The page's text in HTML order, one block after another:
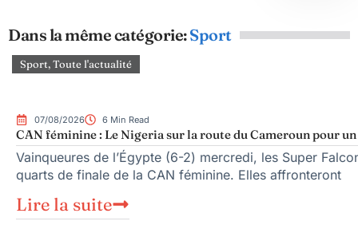
Dans la même catégorie:Sport
Sport,Toute l'actualité
07/08/2026 6 Min Read
CAN féminine : Le Nigeria sur la route du Cameroun pour
Vainqueures de l’Égypte (6-2) mercredi, les Super
quarts de finale de la CAN féminine. Elles affronteront
Lire la suite